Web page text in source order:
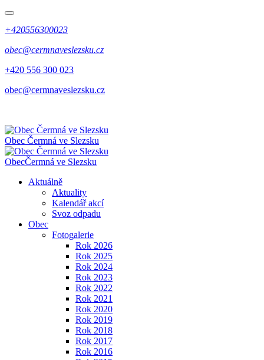
+420556300023
obec@cermnaveslezsku.cz
+420 556 300 023
obec@cermnaveslezsku.cz
Obec Čermná ve Slezsku
ObecČermná ve Slezsku
Aktuálně
Aktuality
Kalendář akcí
Svoz odpadu
Obec
Fotogalerie
Rok 2026
Rok 2025
Rok 2024
Rok 2023
Rok 2022
Rok 2021
Rok 2020
Rok 2019
Rok 2018
Rok 2017
Rok 2016